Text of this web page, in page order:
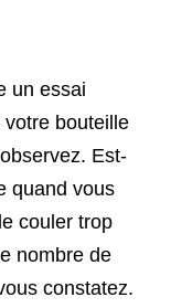
un essai
bouteille
Est-
quand vous
couler trop
nombre de
constatez.